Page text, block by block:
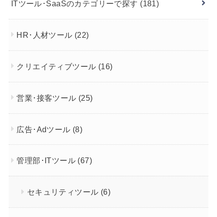
ITツール･SaaSのカテゴリーで探す (181)
HR･人材ツール (22)
クリエイティブツール (16)
営業･接客ツール (25)
広告･Adツール (8)
管理部･ITツール (67)
セキュリティツール (6)